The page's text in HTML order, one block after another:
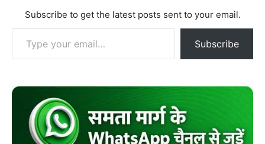
Subscribe to get the latest posts sent to your email.
Type your email…
Subscribe